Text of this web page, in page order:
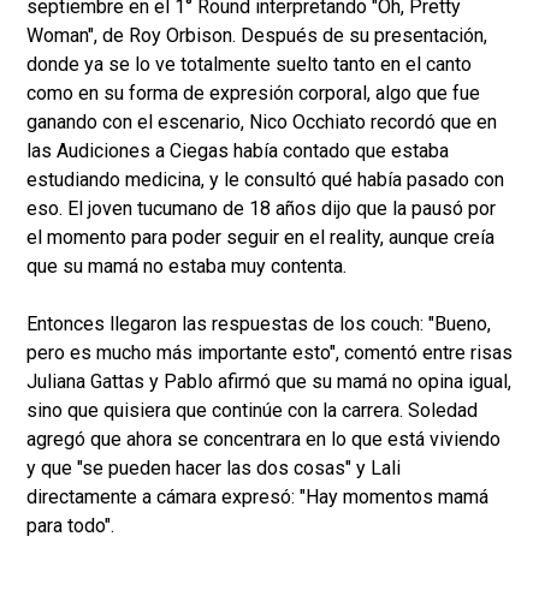
septiembre en el 1° Round interpretando "Oh, Pretty
Woman", de Roy Orbison. Después de su presentación,
donde ya se lo ve totalmente suelto tanto en el canto
como en su forma de expresión corporal, algo que fue
ganando con el escenario, Nico Occhiato recordó que en
las Audiciones a Ciegas había contado que estaba
estudiando medicina, y le consultó qué había pasado con
eso. El joven tucumano de 18 años dijo que la pausó por
el momento para poder seguir en el reality, aunque creía
que su mamá no estaba muy contenta.
Entonces llegaron las respuestas de los couch: "Bueno,
pero es mucho más importante esto", comentó entre risas
Juliana Gattas y Pablo afirmó que su mamá no opina igual,
sino que quisiera que continúe con la carrera. Soledad
agregó que ahora se concentrara en lo que está viviendo
y que "se pueden hacer las dos cosas" y Lali
directamente a cámara expresó: "Hay momentos mamá
para todo".